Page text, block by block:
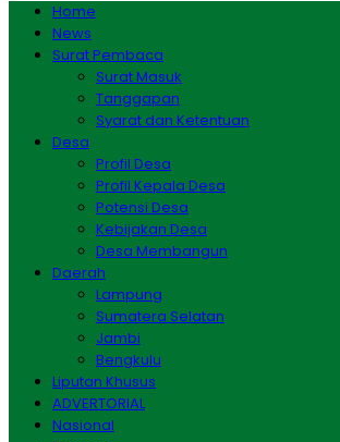
Home
News
Surat Pembaca
Surat Masuk
Tanggapan
Syarat dan Ketentuan
Desa
Profil Desa
Profil Kepala Desa
Potensi Desa
Kebijakan Desa
Desa Membangun
Daerah
Lampung
Sumatera Selatan
Jambi
Bengkulu
Liputan Khusus
ADVERTORIAL
Nasional